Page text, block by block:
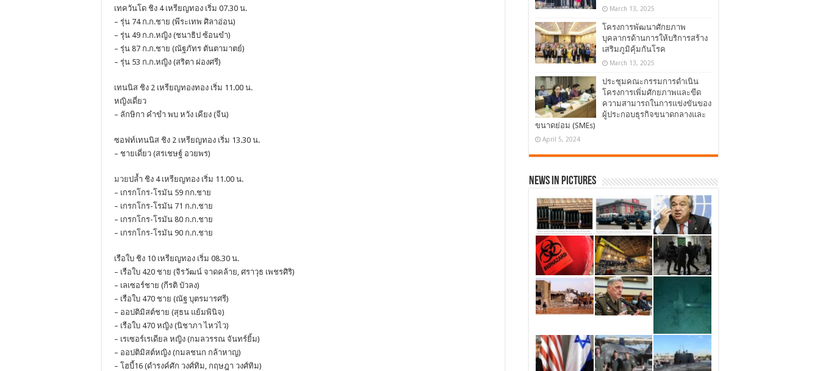
เทควันโด ชิง 4 เหรียญทอง เริ่ม 07.30 น.
– รุ่น 74 ก.ก.ชาย (พีระเทพ ศิลาอ่อน)
– รุ่น 49 ก.ก.หญิง (ชนาธิป ซ้อนขำ)
– รุ่น 87 ก.ก.ชาย (ณัฐภัทร ตันตามาตย์)
– รุ่น 53 ก.ก.หญิง (สริตา ผ่องศรี)
เทนนิส ชิง 2 เหรียญทองทอง เริ่ม 11.00 น.
หญิงเดี่ยว
– ลักษิกา คำขำ พบ หวัง เคียง (จีน)
ซอฟท์เทนนิส ชิง 2 เหรียญทอง เริ่ม 13.30 น.
– ชายเดี่ยว (สรเชษฐ์ อวยพร)
มวยปล้ำ ชิง 4 เหรียญทอง เริ่ม 11.00 น.
– เกรกโกร-โรมัน 59 กก.ชาย
– เกรกโกร-โรมัน 71 ก.ก.ชาย
– เกรกโกร-โรมัน 80 ก.ก.ชาย
– เกรกโกร-โรมัน 90 ก.ก.ชาย
เรือใบ ชิง 10 เหรียญทอง เริ่ม 08.30 น.
– เรือใบ 420 ชาย (จิรวัฒน์ จาดคล้าย, ศราวุธ เพชรศิริ)
– เลเซอร์ชาย (กีรติ บัวลง)
– เรือใบ 470 ชาย (ณัฐ บุตรมารศรี)
– ออปติมิสต์ชาย (สุธน แย้มพินิจ)
– เรือใบ 470 หญิง (นิชาภา ไหวไว)
– เรเซอร์เรเดียล หญิง (กมลวรรณ จันทร์ยิ้ม)
– ออปติมิสต์หญิง (กมลชนก กล้าหาญ)
– โฮบี้16 (ดำรงค์ศัก วงศ์ทิม, กฤษฎา วงศ์ทิม)
March 13, 2025
โครงการพัฒนาศักยภาพ
บุคลากรด้านการให้บริการสร้าง
เสริมภูมิคุ้มกันโรค
March 13, 2025
ประชุมคณะกรรมการดำเนิน
โครงการเพิ่มศักยภาพและขีด
ความสามารถในการแข่งขันของ
ผู้ประกอบธุรกิจขนาดกลางและ
ขนาดย่อม (SMEs)
April 5, 2024
News in Pictures